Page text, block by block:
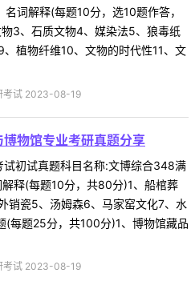
词解释(每题10分，选10题作答，
3、石质文物4、媒染法5、狼毒纸
植物纤维10、文物的时代性11、文
考试 2023-08-19
物馆专业考研真题分享
初试真题科目名称:文博综合348满
释(每题10分，共80分)1、船棺葬
销瓷5、汤姆森6、马家窑文化7、水
(每题25分，共100分)1、博物馆藏品
考试 2023-08-19